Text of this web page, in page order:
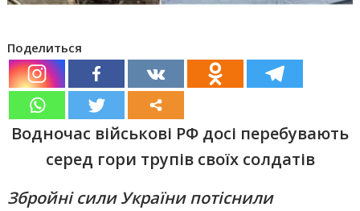
Поделиться
Водночас військові РФ досі перебувають
серед гори трупів своїх солдатів
Збройні сили України потіснили